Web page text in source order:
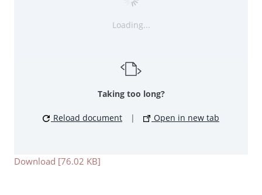
Loading...
Taking too long?
Reload document | Open in new tab
Download [76.02 KB]